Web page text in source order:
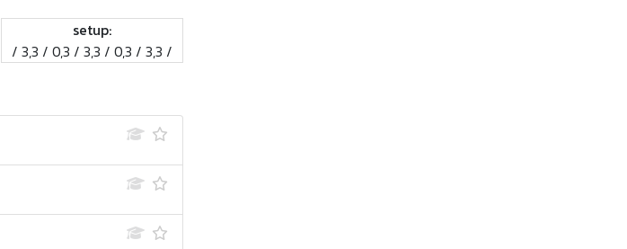
setup:
/ 3,3 / 0,3 / 3,3 / 0,3 / 3,3 /